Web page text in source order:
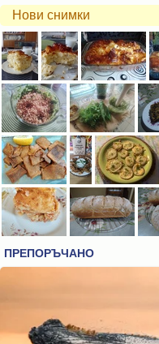
Нови снимки